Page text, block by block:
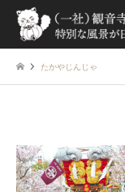
たかやじんじゃ